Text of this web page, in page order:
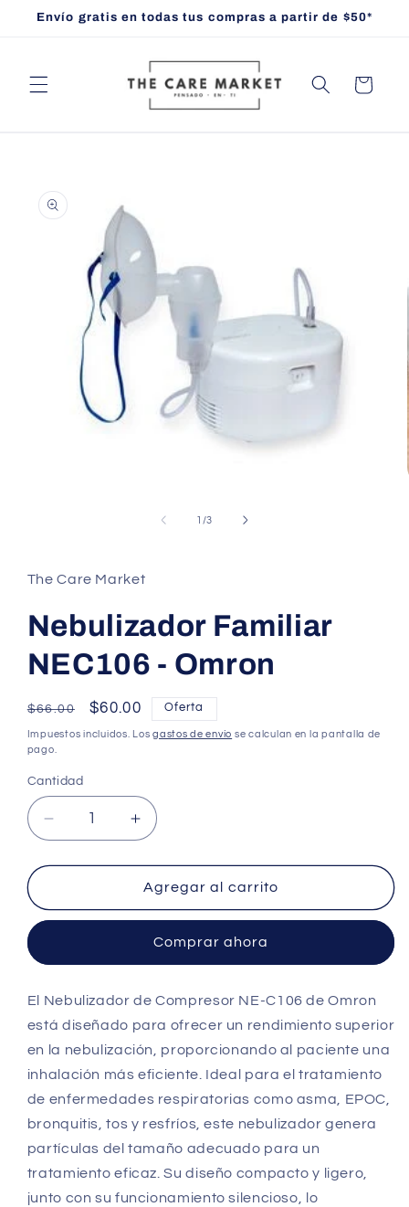
directamente
Envío gratis en todas tus compras a partir de $50*
Carrito
información
ventana
modal
1 /de
3
The Care Market
Nebulizador Familiar
NEC106 - Omron
Precio
habitual
$66.00
Precio
de
$60.00 Oferta
Impuestos incluidos. Losgastos de envío se calculan en la pantalla de
pago.
Cantidad
Cantidad
Reducir
cantidad
para
Familiar
Omron
Aumentar
cantidad
para
Nebulizador
Familiar
Omron
Agregar al carrito
Comprar ahora
El Nebulizador de Compresor NE-C106 de Omron
está diseñado para ofrecer un rendimiento superior
en la nebulización, proporcionando al paciente una
inhalación más eficiente. Ideal para el tratamiento
de enfermedades respiratorias como asma, EPOC,
bronquitis, tos y resfríos, este nebulizador genera
partículas del tamaño adecuado para un
tratamiento eficaz. Su diseño compacto y ligero,
junto con su funcionamiento silencioso, lo